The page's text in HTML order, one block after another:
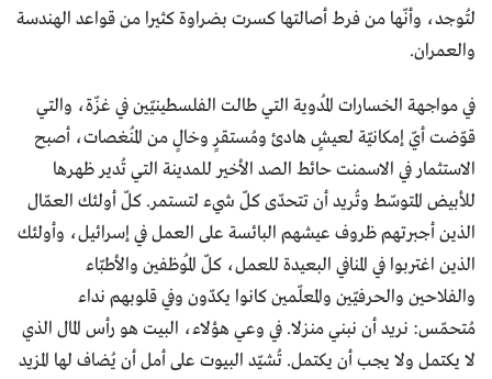
لتُوجد، وأنّها من فرط أصالتها كسرت بضراوة كثيرا من قواعد الهندسة
والعمران.
في مواجهة الخسارات المُدوية التي طالت الفلسطينيّين في غزّة، والتي
قوّضت أيّ إمكانيّة لعيشٍ هادئ ومُستقرٍ وخالٍ من المُنغصات، أصبح
الاستثمار في الاسمنت حائط الصد الأخير للمدينة التي تُدير ظهرها
للأبيض المتوسّط وتُريد أن تتحدّى كلّ شيء لتستمر. كلّ أولئك العمّال
الذين أجبرتهم ظروف عيشهم البائسة على العمل في إسرائيل، وأولئك
الذين اغتربوا في المنافي البعيدة للعمل، كلّ المُوظفين والأطبّاء
والفلاحين والحرفيّين والمعلّمين كانوا يكدّون وفي قلوبهم نداء
مُتحمّس: نريد أن نبني منزلا. في وعي هؤلاء، البيت هو رأس المال الذي
لا يكتمل ولا يجب أن يكتمل. تُشيّد البيوت على أمل أن يُضاف لها المزيد